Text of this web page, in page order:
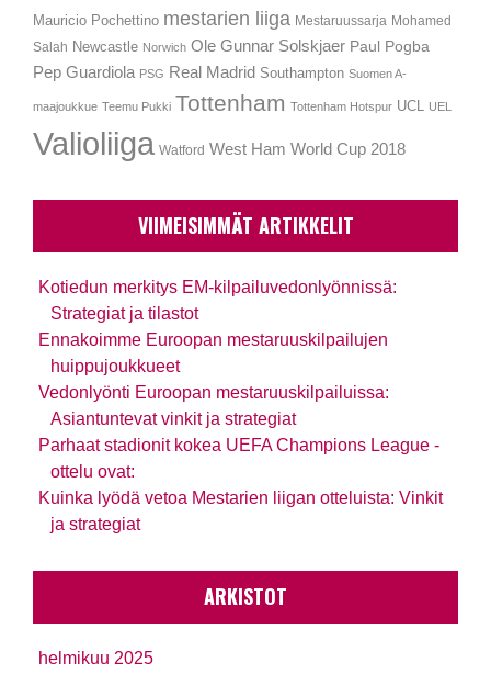
Mauricio Pochettino mestarien liiga Mestaruussarja Mohamed
Salah Newcastle Norwich Ole Gunnar Solskjaer Paul Pogba
Pep Guardiola PSG Real Madrid Southampton Suomen A-
maajoukkue Teemu Pukki Tottenham Tottenham Hotspur UCL UEL
Valioliiga Watford West Ham World Cup 2018
VIIMEISIMMÄT ARTIKKELIT
Kotiedun merkitys EM-kilpailuvedonlyönnissä:
Strategiat ja tilastot
Ennakoimme Euroopan mestaruuskilpailujen
huippujoukkueet
Vedonlyönti Euroopan mestaruuskilpailuissa:
Asiantuntevat vinkit ja strategiat
Parhaat stadionit kokea UEFA Champions League -
ottelu ovat:
Kuinka lyödä vetoa Mestarien liigan otteluista: Vinkit
ja strategiat
ARKISTOT
helmikuu 2025